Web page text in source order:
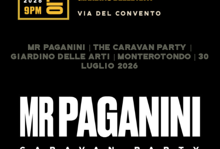
Mr Paganini | The Caravan Party |
Giardino Delle Arti | Monterotondo | 30
Luglio 2026